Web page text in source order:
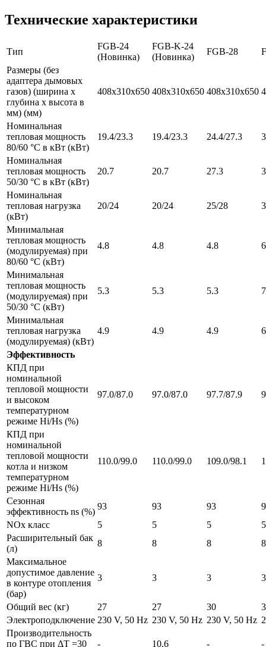
Технические характеристики
Тип
FGB-24
(Новинка)
FGB-K-24
(Новинка)
FGB-28
Размеры (без
адаптера дымовых
газов) (ширина х
глубина х высота в
мм) (мм)
408x310x650 408x310x650 408x310x650
Номинальная
тепловая мощность
80/60 °С в кВт (кВт)
19.4/23.3 19.4/23.3 24.4/27.3
Номинальная
тепловая мощность
50/30 °С в кВт (кВт)
20.7 20.7 27.3
Номинальная
тепловая нагрузка
(кВт)
20/24 20/24 25/28
Минимальная
тепловая мощность
(модулируемая) при
80/60 °C (кВт)
4.8 4.8 4.8
Минимальная
тепловая мощность
(модулируемая) при
50/30 °C (кВт)
5.3 5.3 5.3
Минимальная
тепловая нагрузка
(модулируемая) (кВт)
4.9 4.9 4.9
Эффективность
КПД при
номинальной
тепловой мощности
и высоком
температурном
режиме Hi/Hs (%)
97.0/87.0 97.0/87.0 97.7/87.9
КПД при
номинальной
тепловой мощности
котла и низком
температурном
режиме Hi/Hs (%)
110.0/99.0 110.0/99.0 109.0/98.1
Сезонная
эффективность ns (%)
93 93 93
NOx класс
5 5 5
5
Расширительный бак
(л)
8 8 8
8
Максимальное
допустимое давление
в контуре отопления
(бар)
3 3 3 3
Общий вес (кг) 27 27 30
Электроподключение 230 V, 50 Hz 230 V, 50 Hz 230 V, 50 Hz
Производительность
по ГВС при ΔТ =30
- 10,6 - -